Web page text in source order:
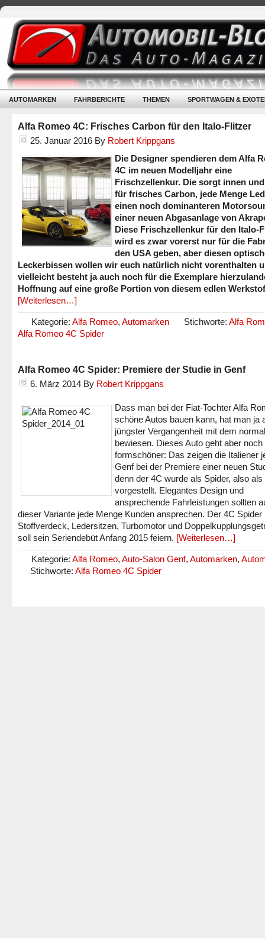
AUTOMARKEN FAHRBERICHTE THEMEN SPORTWAGEN &
Alfa Romeo 4C: Frisches Carbon für den Italo-Flitzer
25. Januar 2016 By Robert Krippgans
Die Designer spendieren dem Alfa
4C im neuen Modelljahr eine
Frischzellenkur. Die sorgt innen
für frisches Carbon, jede Menge
einen noch dominanteren
einer neuen Abgasanlage von
Diese Frischzellenkur für den Italo-
wird es zwar vorerst nur für die
den USA geben, aber diesen
Leckerbissen wollen wir euch natürlich nicht vorenthalten
vielleicht besteht ja auch noch für die Exemplare
Hoffnung auf eine große Portion von diesem edlen
[Weiterlesen…]
Kategorie: Alfa Romeo, Automarken Stichworte: Alfa
Alfa Romeo 4C Spider
Alfa Romeo 4C Spider: Premiere der Studie in Genf
6. März 2014 By Robert Krippgans
Dass man bei der Fiat-Tochter Alfa
schöne Autos bauen kann, hat man ja
jüngster Vergangenheit mit dem
bewiesen. Dieses Auto geht aber noch
formschöner: Das zeigen die Italiener
Genf bei der Premiere einer neuen
denn der 4C wurde als Spider, also als
vorgestellt. Elegantes Design und
ansprechende Fahrleistungen sollten
dieser Variante jede Menge Kunden ansprechen. Der 4C Spider
Stoffverdeck, Ledersitzen, Turbomotor und
soll sein Seriendebüt Anfang 2015 feiern. [Weiterlesen…]
Kategorie: Alfa Romeo, Auto-Salon Genf, Automarken,
Stichworte: Alfa Romeo 4C Spider